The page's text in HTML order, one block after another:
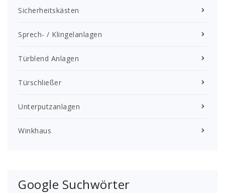
Sicherheitskästen
Sprech- / Klingelanlagen
Türblend Anlagen
Türschließer
Unterputzanlagen
Winkhaus
Google Suchwörter